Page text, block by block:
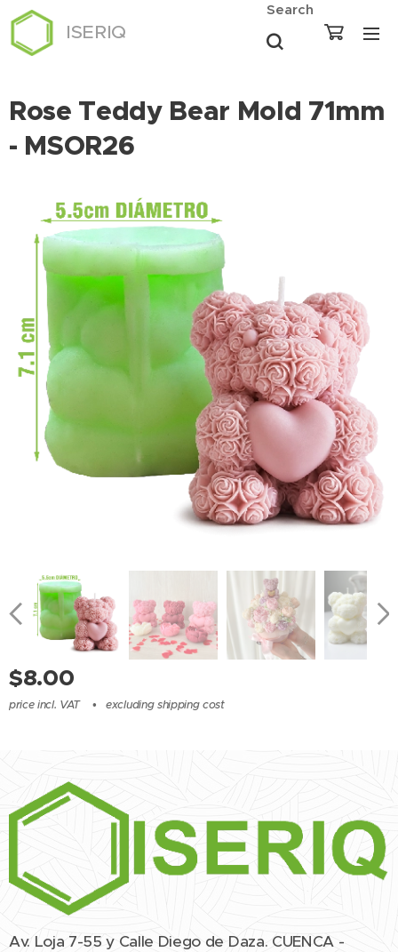
ISERIQ
Search
Rose Teddy Bear Mold 71mm
- MSOR26
$8.00
price incl. VAT excluding shipping cost
Av. Loja 7-55 y Calle Diego de Daza. CUENCA -